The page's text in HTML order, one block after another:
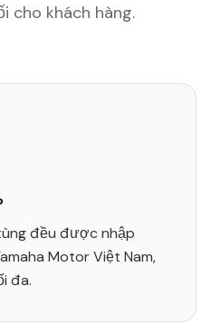
cho khách hàng.
đều được nhập
Motor Việt Nam,
đa.